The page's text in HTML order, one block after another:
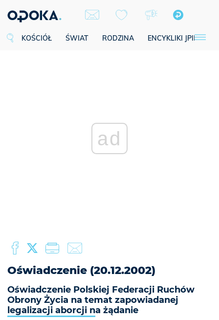
KOŚCIÓŁ ŚWIAT RODZINA ENCYKLIKI JPII
ad
Oświadczenie (20.12.2002)
Oświadczenie Polskiej Federacji Ruchów
Obrony Życia na temat zapowiadanej
legalizacji aborcji na żądanie